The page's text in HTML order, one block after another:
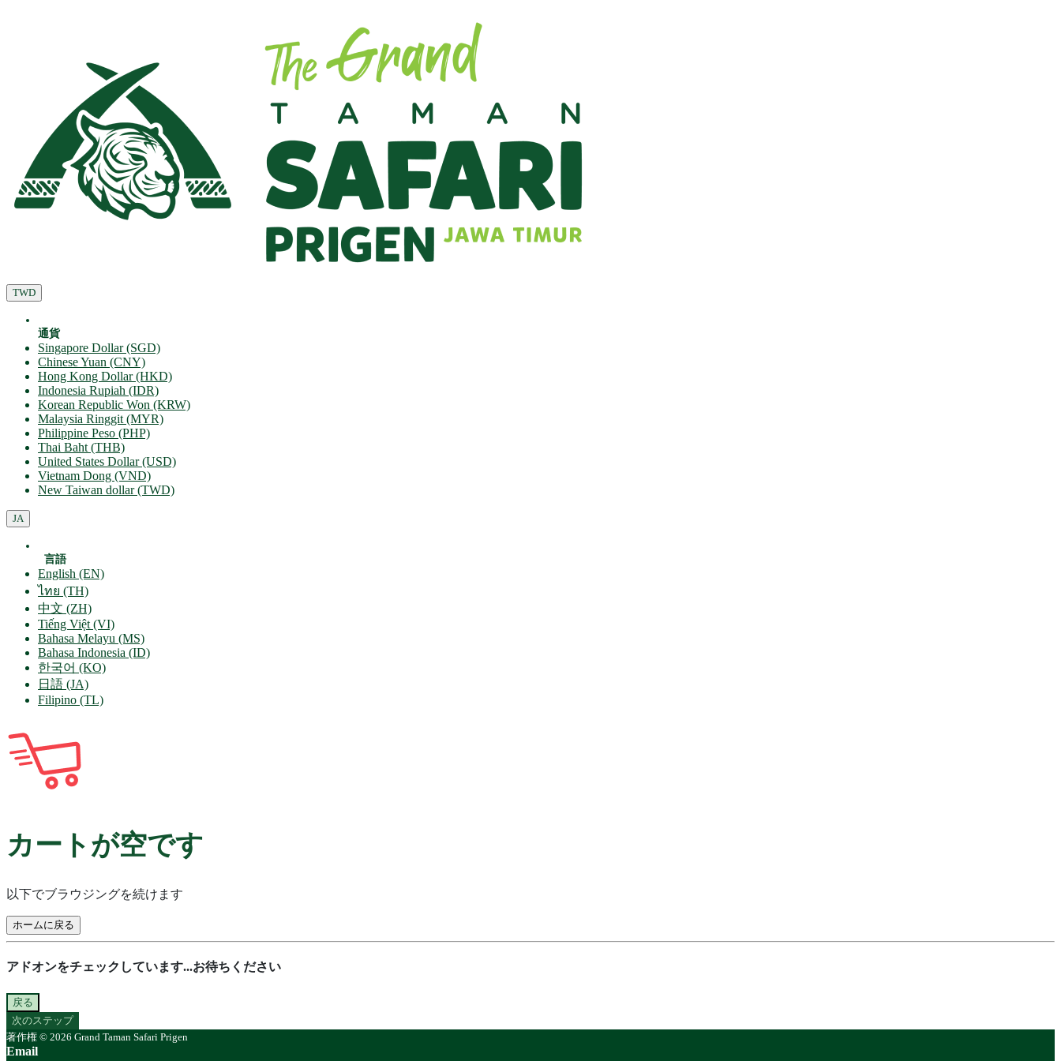
TWD
通貨
Singapore Dollar (SGD)
Chinese Yuan (CNY)
Hong Kong Dollar (HKD)
Indonesia Rupiah (IDR)
Korean Republic Won (KRW)
Malaysia Ringgit (MYR)
Philippine Peso (PHP)
Thai Baht (THB)
United States Dollar (USD)
Vietnam Dong (VND)
New Taiwan dollar (TWD)
JA
言語
English (EN)
ไทย (TH)
中文 (ZH)
Tiếng Việt (VI)
Bahasa Melayu (MS)
Bahasa Indonesia (ID)
한국어 (KO)
日語 (JA)
Filipino (TL)
カートが空です
以下でブラウジングを続けます
ホームに戻る
アドオンをチェックしています...お待ちください
戻る
次のステップ
著作権 © 2026 Grand Taman Safari Prigen
Email